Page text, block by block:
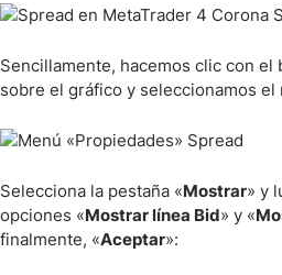
Sencillamente, hacemos clic con
sobre el gráfico y seleccionamos el
Selecciona la pestaña «Mostrar» y
opciones «Mostrar línea Bid» y «
finalmente, «Aceptar»: